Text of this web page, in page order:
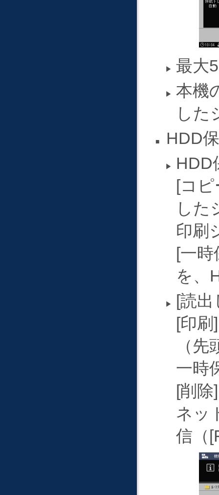
最大
本機
した
HDD
HDD
コピ
した
印刷
一時
を、
読出
印刷
（
一時
削除
ネッ
信（